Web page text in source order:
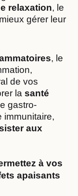
relaxation, le
gérer leur
, le
de vos
la santé
gastro-
immunitaire,
aux
à vos
apaisants